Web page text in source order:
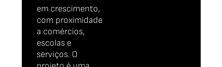
em crescimento,
com proximidade
a comércios,
escolas e
serviços. O